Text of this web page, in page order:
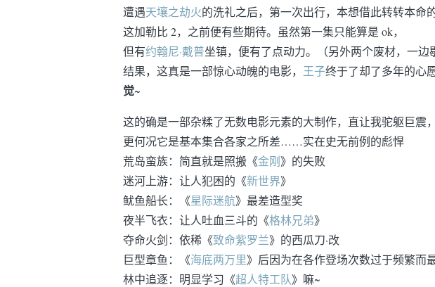
遭遇天壤之劫火的洗礼之后，第一次出行，本想借此转转本命
这加勒比 2，之前便有些期待。虽然第一集只能算是 ok，
但有约翰尼·戴普坐镇，便有了点动力。（另外两个废材，一边
结果，这真是一部惊心动魄的电影， 王子终于了却了多年的
觉~
这的确是一部杂糅了无数电影元素的大制作，直让我驼躯巨震
更何况它是基本集合各家之所差……实在史无前例的彪悍
荒岛蛮族：简直就是照搬《金刚》的失败
迷河上游：让人犯困的《新世界》
鱿鱼船长：《星际迷航》最差造型奖
夜半飞衣：让人吐血三斗的《格林兄弟》
夺命火剑：依稀《致命紫罗兰》的西瓜刀·改
巨型章鱼：《海底两万里》后因为在各作登场次数过于频繁而
林中追逐：明显学习《超人特工队》嘛~